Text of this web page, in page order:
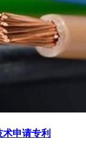
申请专利